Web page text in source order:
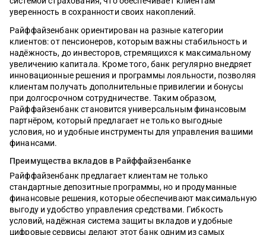
уверенность в сохранности своих накоплений.
Райффайзенбанк ориентирован на разные категории
клиентов: от пенсионеров, которым важны стабильность и
надёжность, до инвесторов, стремящихся к максимальному
увеличению капитала. Кроме того, банк регулярно внедряет
инновационные решения и программы лояльности, позволяя
клиентам получать дополнительные привилегии и бонусы
при долгосрочном сотрудничестве. Таким образом,
Райффайзенбанк становится универсальным финансовым
партнёром, который предлагает не только выгодные
условия, но и удобные инструменты для управления вашими
финансами.
Преимущества вкладов в Райффайзенбанке
Райффайзенбанк предлагает клиентам не только
стандартные депозитные программы, но и продуманные
финансовые решения, которые обеспечивают максимальную
выгоду и удобство управления средствами. Гибкость
условий, надёжная система защиты вкладов и удобные
цифровые сервисы делают этот банк одним из самых